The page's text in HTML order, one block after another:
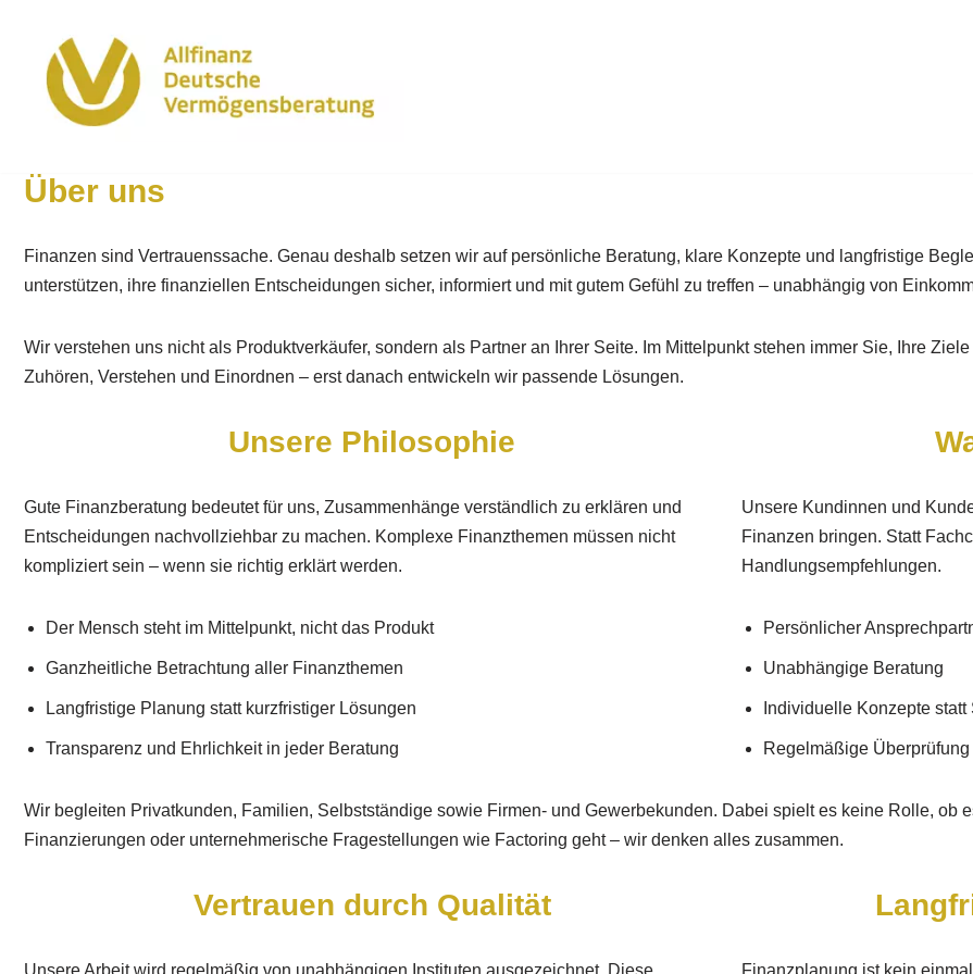
Zum
Inhalt
springen
Über uns
Finanzen sind Vertrauenssache. Genau deshalb setzen wir auf persönliche Beratung, klare Konzepte und langfristige
unterstützen, ihre finanziellen Entscheidungen sicher, informiert und mit gutem Gefühl zu treffen – unabhängig von
Wir verstehen uns nicht als Produktverkäufer, sondern als Partner an Ihrer Seite. Im Mittelpunkt stehen immer Sie, Ihre
Zuhören, Verstehen und Einordnen – erst danach entwickeln wir passende Lösungen.
Unsere Philosophie
Gute Finanzberatung bedeutet für uns, Zusammenhänge verständlich zu erklären und
Entscheidungen nachvollziehbar zu machen. Komplexe Finanzthemen müssen nicht
kompliziert sein – wenn sie richtig erklärt werden.
Der Mensch steht im Mittelpunkt, nicht das Produkt
Ganzheitliche Betrachtung aller Finanzthemen
Langfristige Planung statt kurzfristiger Lösungen
Transparenz und Ehrlichkeit in jeder Beratung
Unsere Kundinnen und
Finanzen bringen. Statt
Handlungsempfehlungen.
Persönlicher
Unabhängige Beratung
Individuelle Konzepte
Regelmäßige
Wir begleiten Privatkunden, Familien, Selbstständige sowie Firmen- und Gewerbekunden. Dabei spielt es keine Rolle, ob
Finanzierungen oder unternehmerische Fragestellungen wie Factoring geht – wir denken alles zusammen.
Vertrauen durch Qualität
Unsere Arbeit wird regelmäßig von unabhängigen Instituten ausgezeichnet. Diese Finanzplanung ist kein